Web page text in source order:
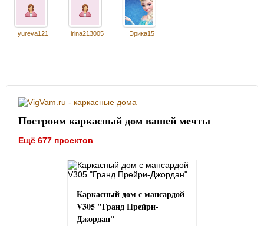
yureva121 irina213005 Эрика15
Построим каркасный дом вашей мечты
Ещё 677 проектов
Каркасный дом с мансардой
V305 "Гранд Прейри-
Джордан"